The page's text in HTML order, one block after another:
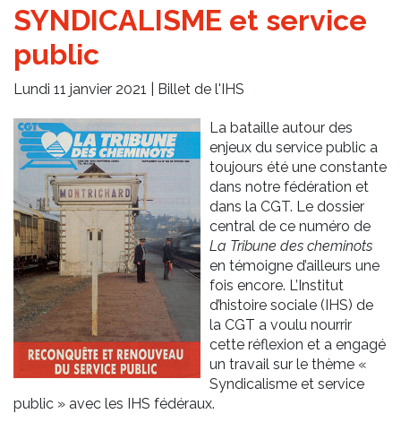
SYNDICALISME et service
public
Lundi 11 janvier 2021 | Billet de l'IHS
La bataille autour des
enjeux du service public a
toujours été une constante
dans notre fédération et
dans la CGT. Le dossier
central de ce numéro de
La Tribune des cheminots
en témoigne d’ailleurs une
fois encore. L’Institut
d’histoire sociale (IHS) de
la CGT a voulu nourrir
cette réflexion et a engagé
un travail sur le thème «
Syndicalisme et service
public » avec les IHS fédéraux.